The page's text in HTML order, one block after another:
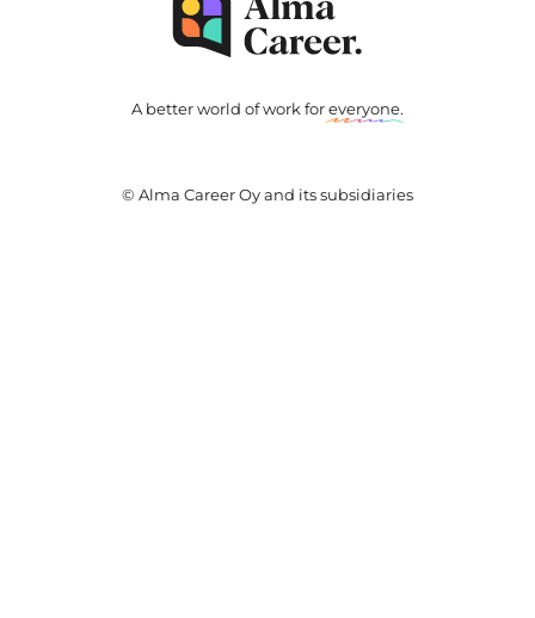
A better world of work foreveryone.
© Alma Career Oy and its subsidiaries